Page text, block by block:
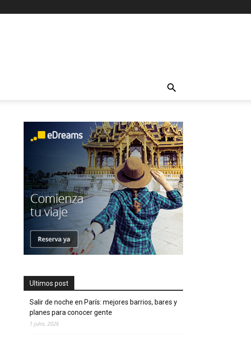
Ultimos post
Salir de noche en París: mejores barrios, bares y
planes para conocer gente
1 julio, 2026